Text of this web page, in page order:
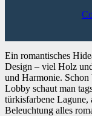
Ein romantisches
Design – viel Holz
und Harmonie. Schon
Lobby schaut man
türkisfarbene Lagune,
Beleuchtung alles